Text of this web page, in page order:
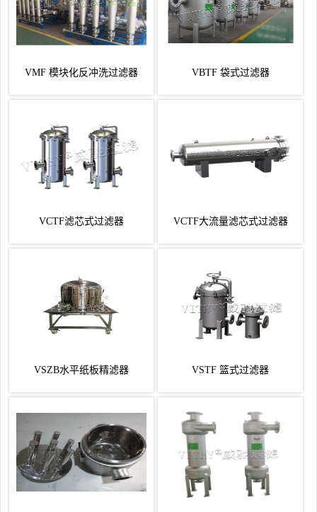
VMF 模块化反冲洗过滤器 VBTF 袋式过滤器
VCTF滤芯式过滤器 VCTF大流量滤芯式过滤器
VSZB水平纸板精滤器 VSTF 篮式过滤器